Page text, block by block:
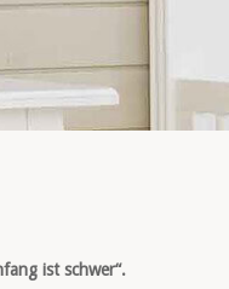
ist schwer“.